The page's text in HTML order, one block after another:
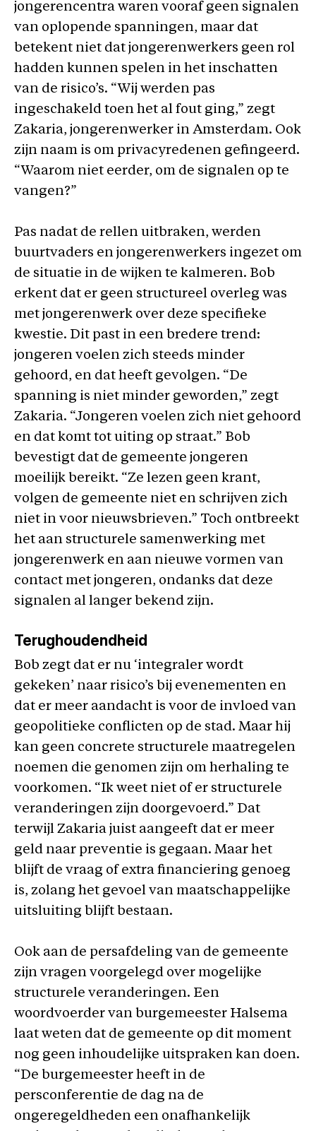
jongerencentra waren vooraf geen signalen
van oplopende spanningen, maar dat
betekent niet dat jongerenwerkers geen rol
hadden kunnen spelen in het inschatten
van de risico’s. “Wij werden pas
ingeschakeld toen het al fout ging,” zegt
Zakaria, jongerenwerker in Amsterdam. Ook
zijn naam is om privacyredenen gefingeerd.
“Waarom niet eerder, om de signalen op te
vangen?”
Pas nadat de rellen uitbraken, werden
buurtvaders en jongerenwerkers ingezet om
de situatie in de wijken te kalmeren. Bob
erkent dat er geen structureel overleg was
met jongerenwerk over deze specifieke
kwestie. Dit past in een bredere trend:
jongeren voelen zich steeds minder
gehoord, en dat heeft gevolgen. “De
spanning is niet minder geworden,” zegt
Zakaria. “Jongeren voelen zich niet gehoord
en dat komt tot uiting op straat.” Bob
bevestigt dat de gemeente jongeren
moeilijk bereikt. “Ze lezen geen krant,
volgen de gemeente niet en schrijven zich
niet in voor nieuwsbrieven.” Toch ontbreekt
het aan structurele samenwerking met
jongerenwerk en aan nieuwe vormen van
contact met jongeren, ondanks dat deze
signalen al langer bekend zijn.
Terughoudendheid
Bob zegt dat er nu ‘integraler wordt
gekeken’ naar risico’s bij evenementen en
dat er meer aandacht is voor de invloed van
geopolitieke conflicten op de stad. Maar hij
kan geen concrete structurele maatregelen
noemen die genomen zijn om herhaling te
voorkomen. “Ik weet niet of er structurele
veranderingen zijn doorgevoerd.” Dat
terwijl Zakaria juist aangeeft dat er meer
geld naar preventie is gegaan. Maar het
blijft de vraag of extra financiering genoeg
is, zolang het gevoel van maatschappelijke
uitsluiting blijft bestaan.
Ook aan de persafdeling van de gemeente
zijn vragen voorgelegd over mogelijke
structurele veranderingen. Een
woordvoerder van burgemeester Halsema
laat weten dat de gemeente op dit moment
nog geen inhoudelijke uitspraken kan doen.
“De burgemeester heeft in de
persconferentie de dag na de
ongeregeldheden een onafhankelijk